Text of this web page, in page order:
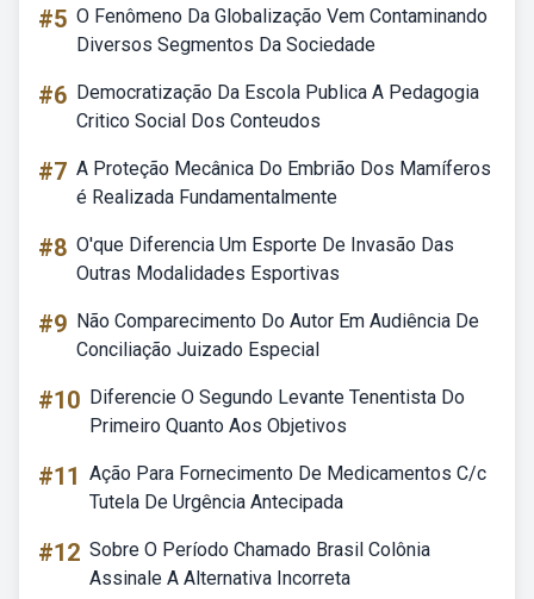
#5 O Fenômeno Da Globalização Vem Contaminando
Diversos Segmentos Da Sociedade
#6 Democratização Da Escola Publica A Pedagogia
Critico Social Dos Conteudos
#7 A Proteção Mecânica Do Embrião Dos Mamíferos
é Realizada Fundamentalmente
#8 O'que Diferencia Um Esporte De Invasão Das
Outras Modalidades Esportivas
#9 Não Comparecimento Do Autor Em Audiência De
Conciliação Juizado Especial
#10 Diferencie O Segundo Levante Tenentista Do
Primeiro Quanto Aos Objetivos
#11 Ação Para Fornecimento De Medicamentos C/c
Tutela De Urgência Antecipada
#12 Sobre O Período Chamado Brasil Colônia
Assinale A Alternativa Incorreta